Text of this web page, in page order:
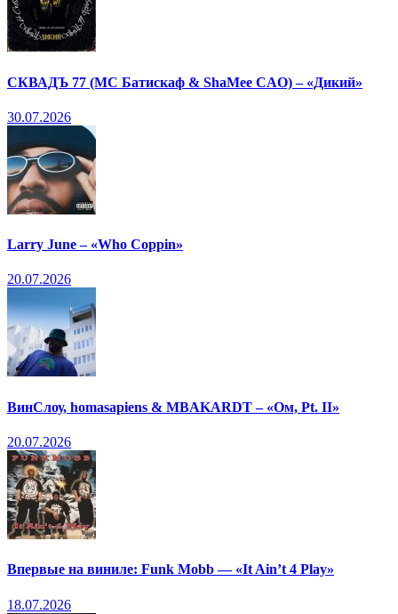
СКВАДЪ 77 (МС Батискаф & ShaMee CAO) – «Дикий»
30.07.2026
Larry June – «Who Coppin»
20.07.2026
ВинСлоу, homasapiens & MBAKARDT – «Ом, Pt. II»
20.07.2026
Впервые на виниле: Funk Mobb — «It Ain’t 4 Play»
18.07.2026